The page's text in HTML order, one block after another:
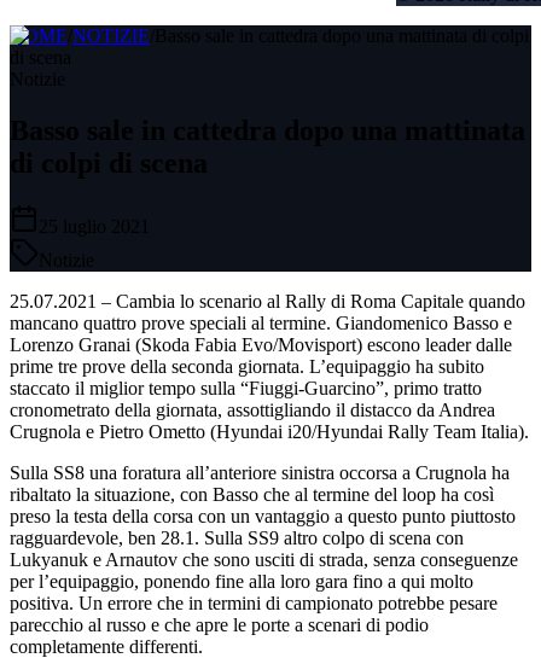
HOME NOTIZIE Basso sale in cattedra dopo una mattinata di colpi
di scena
Notizie
Basso sale in cattedra dopo una mattinata
di colpi di scena
25 luglio 2021
Notizie
25.07.2021 – Cambia lo scenario al Rally di Roma Capitale quando
mancano quattro prove speciali al termine. Giandomenico Basso e
Lorenzo Granai (Skoda Fabia Evo/Movisport) escono leader dalle
prime tre prove della seconda giornata. L’equipaggio ha subito
staccato il miglior tempo sulla “Fiuggi-Guarcino”, primo tratto
cronometrato della giornata, assottigliando il distacco da Andrea
Crugnola e Pietro Ometto (Hyundai i20/Hyundai Rally Team Italia).
Sulla SS8 una foratura all’anteriore sinistra occorsa a Crugnola ha
ribaltato la situazione, con Basso che al termine del loop ha così
preso la testa della corsa con un vantaggio a questo punto piuttosto
ragguardevole, ben 28.1. Sulla SS9 altro colpo di scena con
Lukyanuk e Arnautov che sono usciti di strada, senza conseguenze
per l’equipaggio, ponendo fine alla loro gara fino a qui molto
positiva. Un errore che in termini di campionato potrebbe pesare
parecchio al russo e che apre le porte a scenari di podio
completamente differenti.